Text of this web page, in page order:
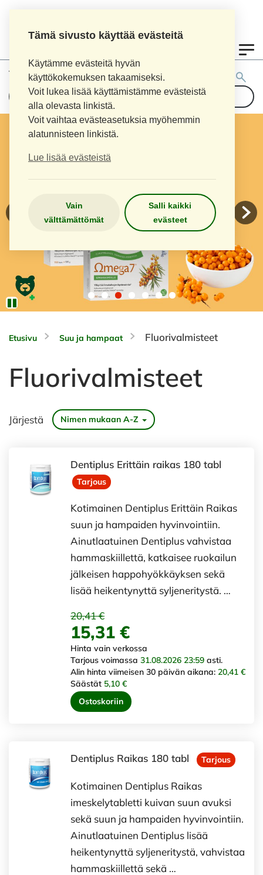
Tämä sivusto käyttää evästeitä
Käytämme evästeitä hyvän
käyttökokemuksen takaamiseksi.
Voit lukea lisää käyttämistämme evästeistä
alla olevasta linkistä.
Voit vaihtaa evästeasetuksia myöhemmin
alatunnisteen linkistä.
Lue lisää evästeistä
Vain
välttämättömät
Salli kaikki
evästeet
Tuotehaku:
Etusivu Suu ja hampaat Fluorivalmisteet
Fluorivalmisteet
Järjestä Nimen mukaan A-Z
Dentiplus Erittäin raikas 180 tabl
Tarjous
Kotimainen Dentiplus Erittäin Raikas
suun ja hampaiden hyvinvointiin.
Ainutlaatuinen Dentiplus vahvistaa
hammaskiillettä, katkaisee ruokailun
jälkeisen happohyökkäyksen sekä
lisää heikentynyttä syljeneritystä. …
20,41 €
15,31 €
Hinta vain verkossa
Tarjous voimassa 31.08.2026 23:59 asti.
Alin hinta viimeisen 30 päivän aikana: 20,41 €
Säästät 5,10 €
Ostoskoriin
Dentiplus Raikas 180 tabl Tarjous
Kotimainen Dentiplus Raikas
imeskelytabletti kuivan suun avuksi
sekä suun ja hampaiden hyvinvointiin.
Ainutlaatuinen Dentiplus lisää
heikentynyttä syljeneritystä, vahvistaa
hammaskiillettä sekä …